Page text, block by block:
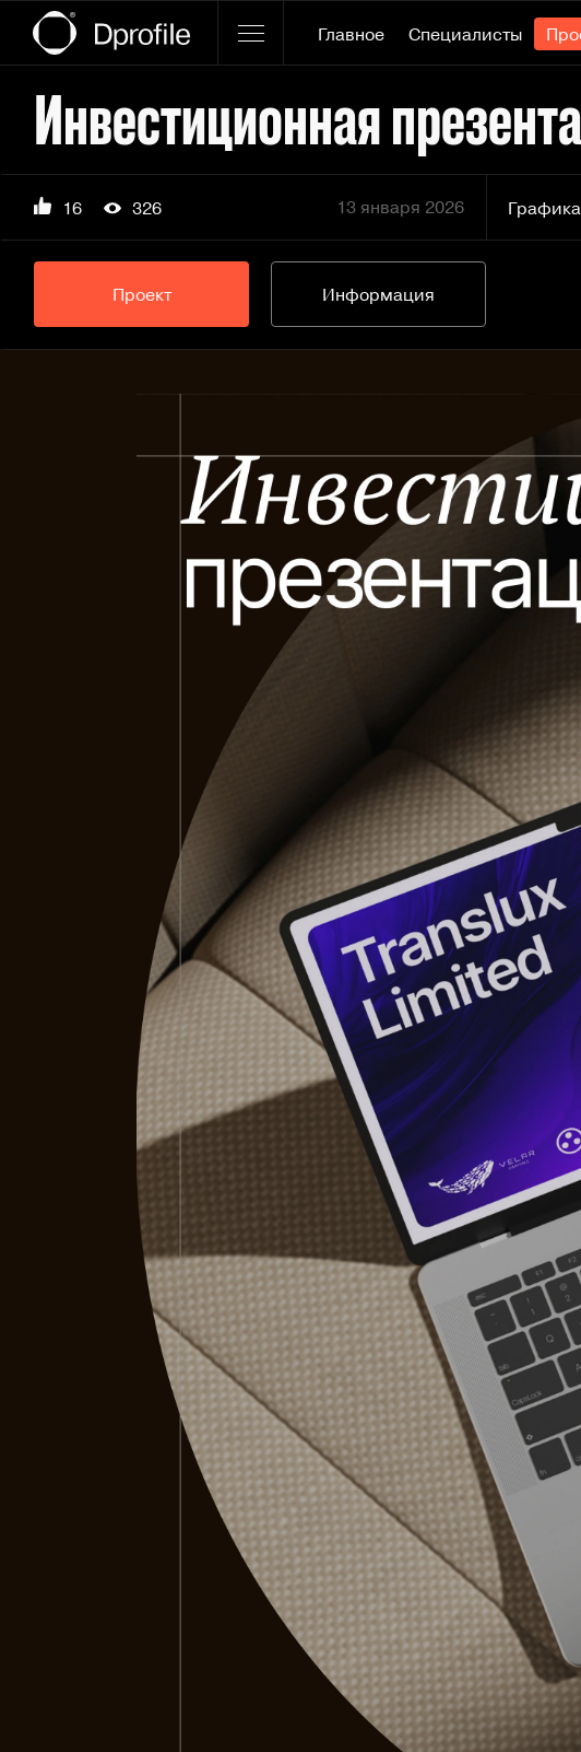
Главное Специалисты
Инвестиционная
16 326 13 января 2026 Графика
Проект Информация